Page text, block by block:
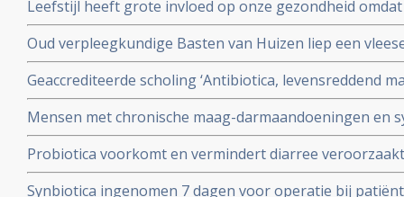
Leefstijl heeft grote invloed op onze gezondheid
wordt aangetast. Dagelijks probiotica kan helpen
Oud verpleegkundige Basten van Huizen liep een
zwaar verminkte maar met probiotica herstelde hij zo
kan doen
Geaccrediteerde scholing ‘Antibiotica, levensreddend
en 13 juni 2023 via webinar vanuit Winclove Amsterdam
Mensen met chronische maag-darmaandoeningen en
angstigheid kunnen baat hebben bij probiotica
Probiotica voorkomt en vermindert diarree
blijkt uit internationaal onderzoek.
Synbiotica ingenomen 7 dagen voor operatie bij